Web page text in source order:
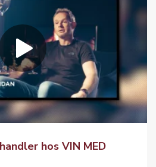
hos VIN MED